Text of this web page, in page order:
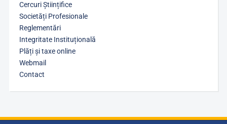
Cercuri Științifice
Societăți Profesionale
Reglementări
Integritate Instituțională
Plăți și taxe online
Webmail
Contact